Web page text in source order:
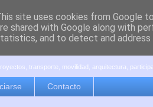
transporte, movilidad, arquitectura,
Contacto
site uses cookies from Google
shared with Google along with
and to detect and address